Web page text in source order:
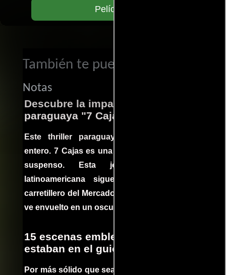
Películas
También te puede interesar...
Notas
Descubre la impactante película
paraguaya "7 Cajas"
Este thriller paraguayo cautivó al mundo
entero. 7 Cajas es una explosión de acción y
suspenso. Esta joya cinematográfica
latinoamericana sigue la historia de un
carretillero del Mercado 4 de Asunción que se
ve envuelto en un oscuro mundo de crimen
15 escenas emblemáticas que no
estaban en el guion
Por más sólido que sea un guión siempre hay